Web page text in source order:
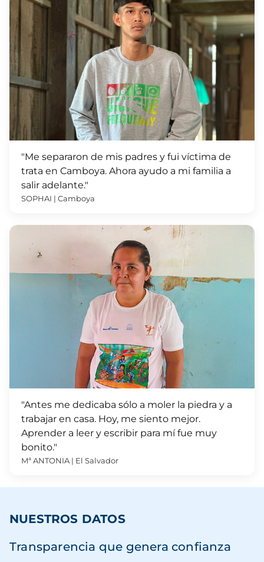
"Me separaron de mis padres y fui víctima de
trata en Camboya. Ahora ayudo a mi familia a
salir adelante."
SOPHAI | Camboya
"Antes me dedicaba sólo a moler la piedra y a
trabajar en casa. Hoy, me siento mejor.
Aprender a leer y escribir para mí fue muy
bonito."
Mª ANTONIA | El Salvador
NUESTROS DATOS
Transparencia que genera confianza